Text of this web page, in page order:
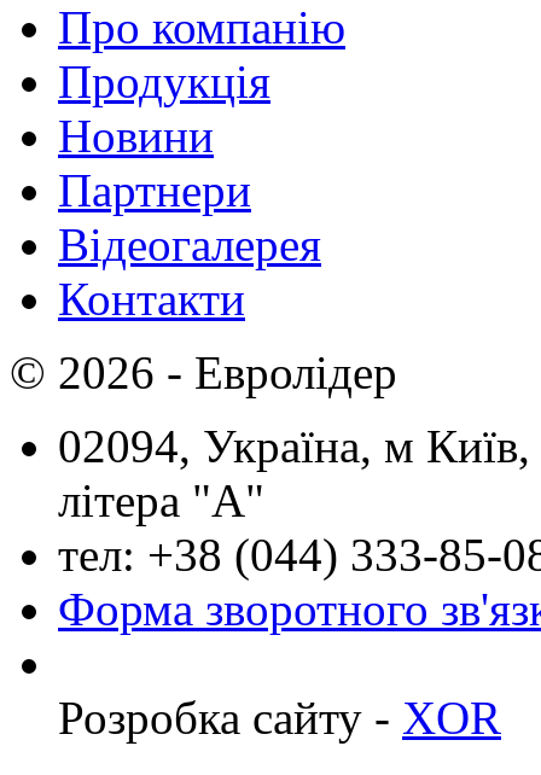
Про компанію
Продукція
Новини
Партнери
Відеогалерея
Контакти
© 2026 - Евролідер
02094, Україна, м
літера "А"
тел: +38 (044) 333-85-
Форма зворотного
Розробка сайту - XOR